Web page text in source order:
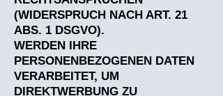
(WIDERSPRUCH NACH ART. 21
ABS. 1 DSGVO).
WERDEN IHRE
PERSONENBEZOGENEN DATEN
VERARBEITET, UM
DIREKTWERBUNG ZU